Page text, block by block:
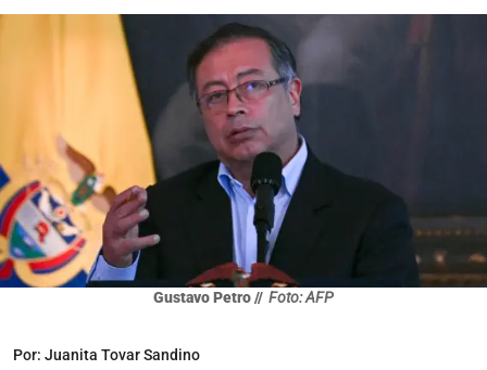
Gustavo Petro // Foto: AFP
Por: Juanita Tovar Sandino